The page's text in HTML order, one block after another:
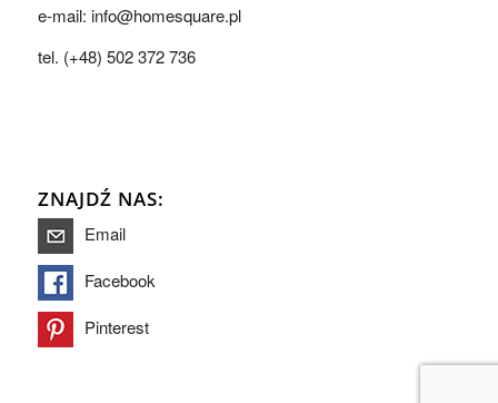
e-mail: info@homesquare.pl
tel. (+48) 502 372 736
ZNAJDŹ NAS:
Email
Facebook
Pinterest